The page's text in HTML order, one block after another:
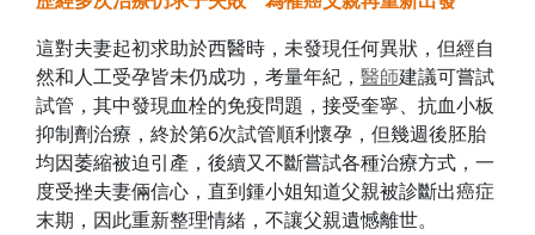
這對夫妻起初求助於西醫時，未發現任何異狀，但經自
然和人工受孕皆未仍成功，考量年紀， 醫師建議可嘗試
試管，其中發現血栓的免疫問題，接受奎寧、抗血小板
抑制劑治療，終於第6次試管順利懷孕，但幾週後胚胎
均因萎縮被迫引產，後續又不斷嘗試各種治療方式，一
度受挫夫妻倆信心，直到鍾小姐知道父親被診斷出癌症
末期，因此重新整理情緒，不讓父親遺憾離世。